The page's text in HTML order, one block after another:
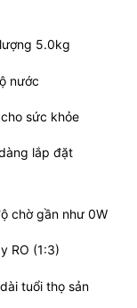
5.0kg
nước
sức khỏe
lắp đặt
chờ gần như 0W
RO (1:3)
tuổi thọ sản